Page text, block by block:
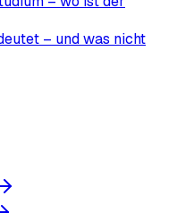
– und was nicht